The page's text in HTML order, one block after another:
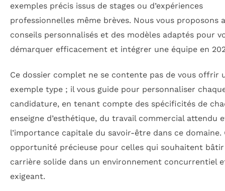
exemples précis issus de stages ou d’expériences
professionnelles même brèves. Nous vous proposons
conseils personnalisés et des modèles adaptés pour
démarquer efficacement et intégrer une équipe en
Ce dossier complet ne se contente pas de vous offrir
exemple type ; il vous guide pour personnaliser
candidature, en tenant compte des spécificités de
enseigne d’esthétique, du travail commercial attendu
l’importance capitale du savoir-être dans ce domaine.
opportunité précieuse pour celles qui souhaitent
carrière solide dans un environnement concurrentiel
exigeant.